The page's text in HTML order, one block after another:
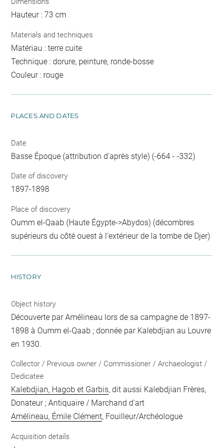
Hauteur : 73 cm
Materials and techniques
Matériau : terre cuite
Technique : dorure, peinture, ronde-bosse
Couleur : rouge
PLACES AND DATES
Date
Basse Époque (attribution d'après style) (-664 - -332)
Date of discovery
1897-1898
Place of discovery
Oumm el-Qaab (Haute Égypte->Abydos) (décombres
supérieurs du côté ouest à l'extérieur de la tombe de Djer)
HISTORY
Object history
Découverte par Amélineau lors de sa campagne de 1897-
1898 à Oumm el-Qaab ; donnée par Kalebdjian au Louvre
en 1930.
Collector / Previous owner / Commissioner / Archaeologist /
Dedicatee
Kalebdjian, Hagob et Garbis, dit aussi Kalebdjian Frères,
Donateur ; Antiquaire / Marchand d'art
Amélineau, Émile Clément, Fouilleur/Archéologue
Acquisition details